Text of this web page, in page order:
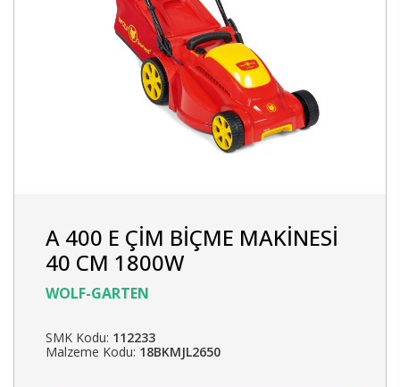
A 400 E ÇİM BİÇME MAKİNESİ
40 CM 1800W
WOLF-GARTEN
SMK Kodu: 112233
Malzeme Kodu: 18BKMJL2650